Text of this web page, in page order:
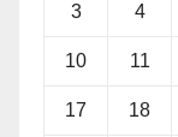
3 4
10 11
17 18